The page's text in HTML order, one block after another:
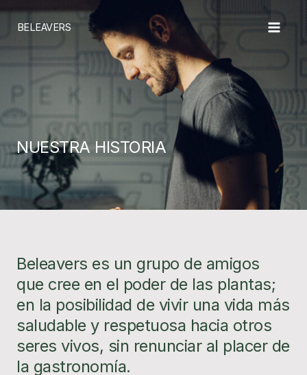
Ir
contenido
BELEAVERS
NUESTRA HISTORIA
Beleavers es un grupo de amigos
que cree en el poder de las plantas;
en la posibilidad de vivir una vida más
saludable y respetuosa hacia otros
seres vivos, sin renunciar al placer de
la gastronomía.